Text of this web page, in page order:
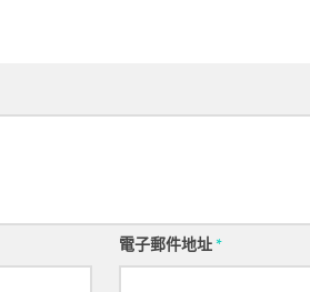
電子郵件地址*